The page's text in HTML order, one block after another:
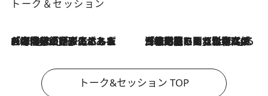
トーク＆セッション
2026.8.3
「今後値上げがあるとすれば…」「リスクがあるのは今年の冬」エネルギー専門家が語る、ホルムズ海峡封鎖が家庭にもたらす“ある心配” 2026.8.3
「住宅建てられない…」「サーチャージ料の高値が続いている」ホルムズ海峡封鎖による影響はいつまで続く？《エネルギー専門家に聞く“どうなる日本の暮らし”》
トーク&セッション TOP